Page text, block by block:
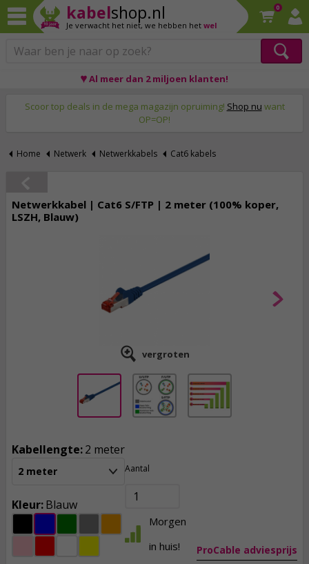
kabelshop.nl
Je verwacht het niet, we hebben het wel
0
♥ Al meer dan 2 miljoen klanten!
Scoor top deals in de mega magazijn opruiming! Shop nu want
OP=OP!
Home Netwerk Netwerkkabels Cat6 kabels
Netwerkkabel | Cat6 S/FTP | 2 meter (100% koper,
LSZH, Blauw)
vergroten
ProCable adviesprijs
Kabellengte:2 meter
2 meter
Kleur:Blauw
Aantal
Morgen
in huis!